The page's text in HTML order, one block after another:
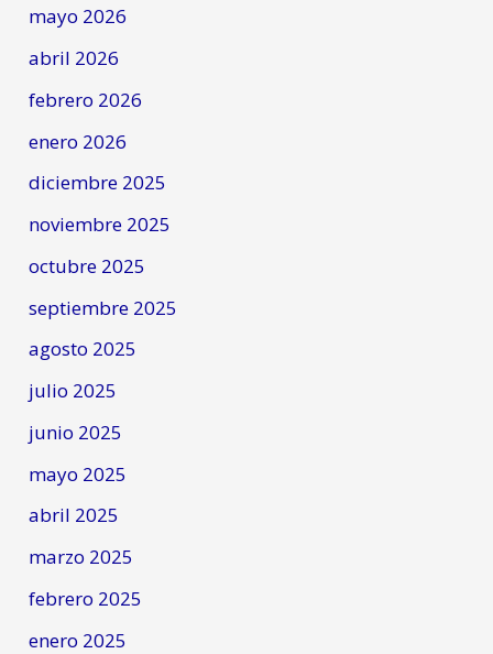
mayo 2026
abril 2026
febrero 2026
enero 2026
diciembre 2025
noviembre 2025
octubre 2025
septiembre 2025
agosto 2025
julio 2025
junio 2025
mayo 2025
abril 2025
marzo 2025
febrero 2025
enero 2025